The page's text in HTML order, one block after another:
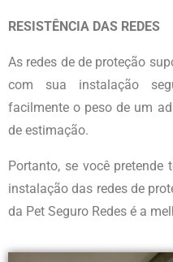
RESISTÊNCIA DAS REDES
As redes de de proteção
com sua instalação
facilmente o peso de um
de estimação.
Portanto, se você
instalação das redes de
da Pet Seguro Redes é a